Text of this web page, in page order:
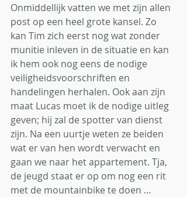
Onmiddellijk vatten we met zijn allen
post op een heel grote kansel. Zo
kan Tim zich eerst nog wat zonder
munitie inleven in de situatie en kan
ik hem ook nog eens de nodige
veiligheidsvoorschriften en
handelingen herhalen. Ook aan zijn
maat Lucas moet ik de nodige uitleg
geven; hij zal de spotter van dienst
zijn. Na een uurtje weten ze beiden
wat er van hen wordt verwacht en
gaan we naar het appartement. Tja,
de jeugd staat er op om nog een rit
met de mountainbike te doen …